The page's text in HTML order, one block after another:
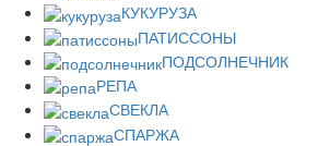
КУКУРУЗА
ПАТИССОНЫ
ПОДСОЛНЕЧНИК
РЕПА
СВЕКЛА
СПАРЖА